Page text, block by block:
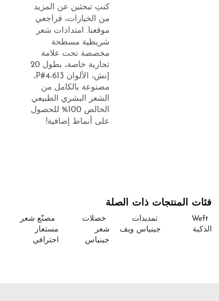
كنتِ تبحثين عن المزيد
من الخيارات، فراجعي
موقعنا.
امتدادات شعر
شريطية مسطحة
مخصصة تحت علامة
تجارية خاصة، بطول 20
إنش، الألوان P#4-613،
مصنوعة بالكامل من
الشعر البشري الطبيعي
الخالص 100%
للحصول
على أنماط إضافية!
فئات المنتجات ذات الصلة
Weft
الذكية
تمديدات
جينياس ويف
خصلات
شعر
جينياس
مصنّع شعر
مستعار
احترافي